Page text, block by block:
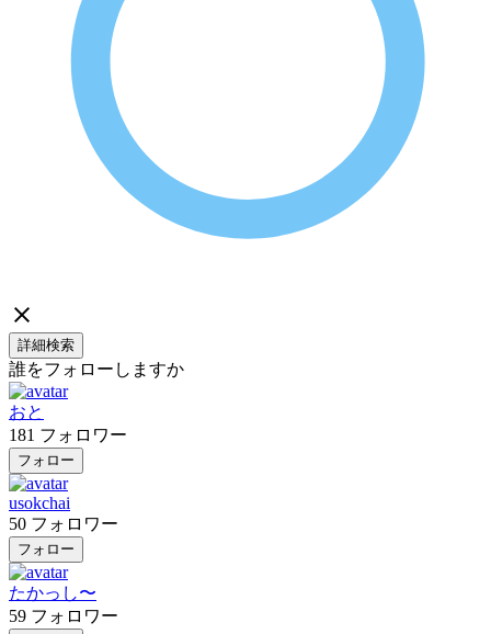
詳細検索
誰をフォローしますか
おと
181 フォロワー
フォロー
usokchai
50 フォロワー
フォロー
たかっし〜
59 フォロワー